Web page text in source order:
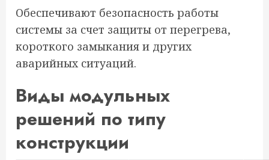
Обеспечивают безопасность работы
системы за счет защиты от перегрева,
короткого замыкания и других
аварийных ситуаций.
Виды модульных
решений по типу
конструкции